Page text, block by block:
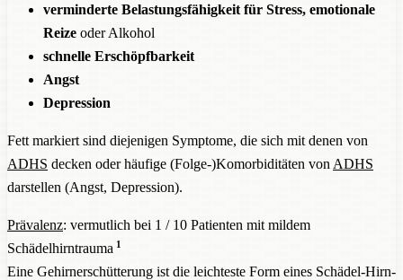
verminderte Belastungsfähigkeit für Stress, emotionale
Reize oder Alkohol
schnelle Erschöpfbarkeit
Angst
Depression
Fett markiert sind diejenigen Symptome, die sich mit denen von
ADHS decken oder häufige (Folge-)Komorbiditäten von ADHS
darstellen (Angst, Depression).
Prävalenz: vermutlich bei 1 / 10 Patienten mit mildem
Schädelhirntrauma 1
Eine Gehirnerschütterung ist die leichteste Form eines Schädel-Hirn-